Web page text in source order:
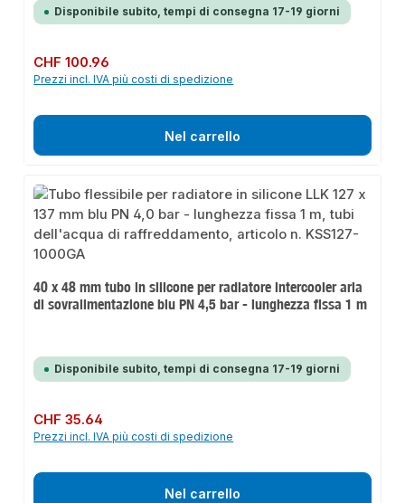
Disponibile subito, tempi di consegna 17-19 giorni
Prezzo normale:
CHF 100.96
Prezzi incl. IVA più costi di spedizione
Nel carrello
40 x 48 mm tubo in silicone per radiatore intercooler aria
di sovralimentazione blu PN 4,5 bar - lunghezza fissa 1 m
Disponibile subito, tempi di consegna 17-19 giorni
Prezzo normale:
CHF 35.64
Prezzi incl. IVA più costi di spedizione
Nel carrello